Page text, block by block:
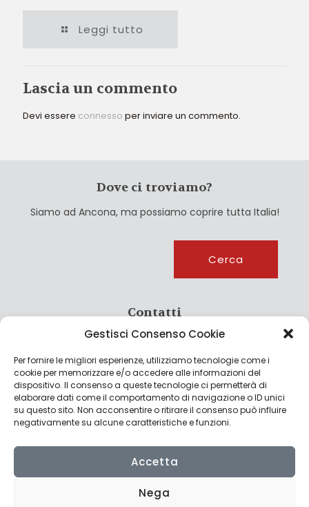
Gestisci Consenso Cookie
Per fornire le migliori esperienze, utilizziamo tecnologie come i
cookie per memorizzare e/o accedere alle informazioni del
dispositivo. Il consenso a queste tecnologie ci permetterà di
elaborare dati come il comportamento di navigazione o ID unici
su questo sito. Non acconsentire o ritirare il consenso può influire
negativamente su alcune caratteristiche e funzioni.
Accetta
Nega
Leggi tutto
Lascia un commento
Devi essere connesso per inviare un commento.
Dove ci troviamo?
Siamo ad Ancona, ma possiamo coprire tutta Italia!
Cerca
Contatti
info@culturagroalimentare.com
Note legali
Privacy Policy